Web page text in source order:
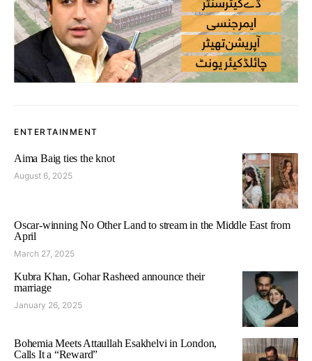
ENTERTAINMENT
Aima Baig ties the knot
August 6, 2025
Oscar-winning No Other Land to stream in the Middle East from
April
March 27, 2025
Kubra Khan, Gohar Rasheed announce their
marriage
January 26, 2025
Bohemia Meets Attaullah Esakhelvi in London,
Calls It a “Reward”